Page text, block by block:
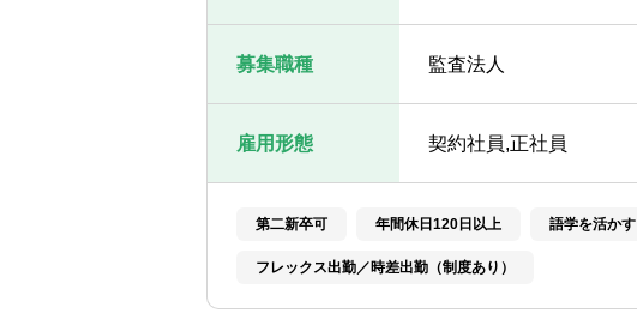
募集職種 監査法人
雇用形態 契約社員,正社員
第二新卒可 年間休日120日以上 語学を活かす
フレックス出勤／時差出勤（制度あり）